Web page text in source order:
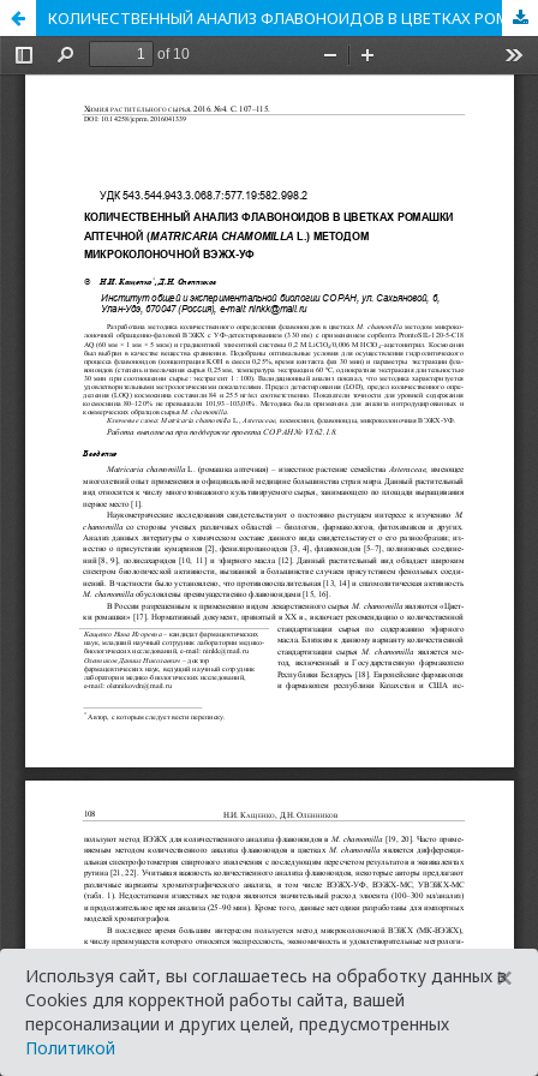
КОЛИЧЕСТВЕННЫЙ АНАЛИЗ ФЛАВОНОИДОВ В ЦВЕТКАХ РОМАШКИ АПТЕЧНОЙ (MATRICARIA CHAMOMILLA L.) МЕТОДОМ МИКРОКОЛОНОЧНОЙ ВЭЖХ-УФ
Используя сайт, вы соглашаетесь на обработку данных в
Cookies для корректной работы сайта, вашей
персонализации и других целей, предусмотренных
Политикой
×